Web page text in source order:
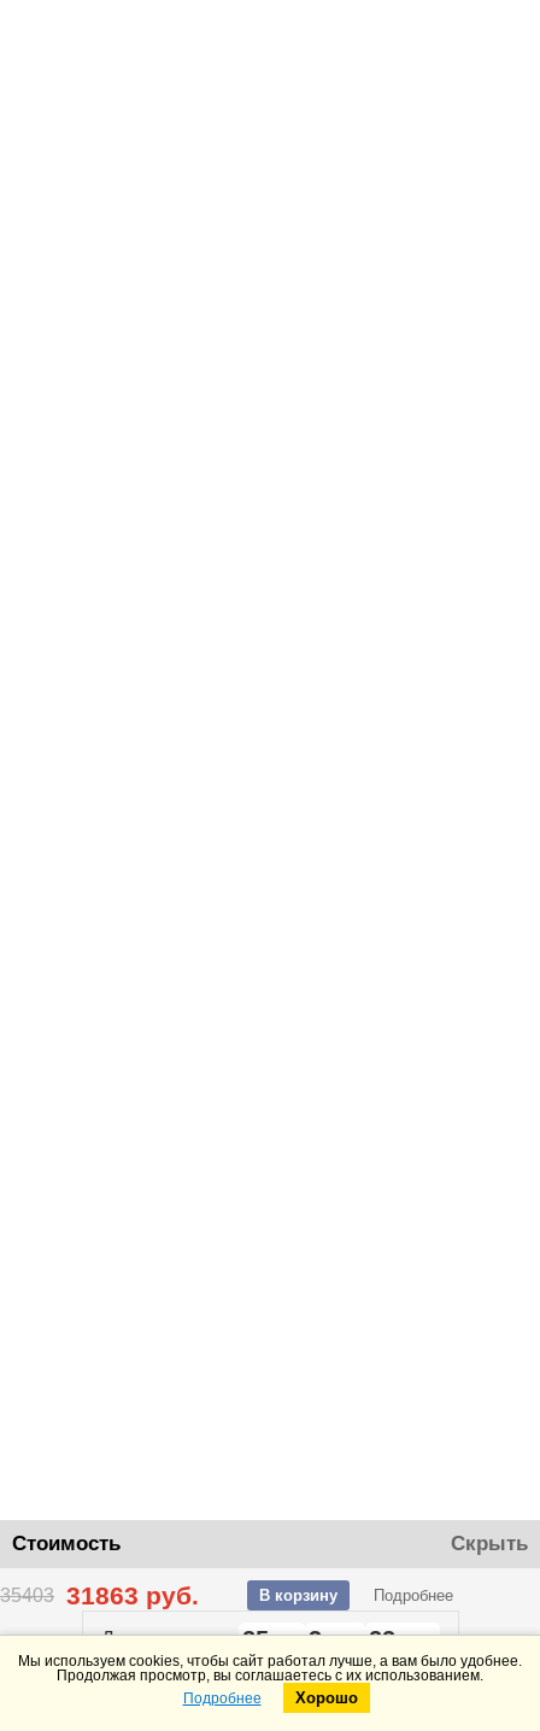
Стоимость Скрыть
35403 31863 руб. В корзину Подробнее
До конца акции25 3 22
Telegram
Мы используем cookies, чтобы сайт работал лучше, а вам было удобнее.
Продолжая просмотр, вы соглашаетесь с их использованием.
Подробнее
Хорошо